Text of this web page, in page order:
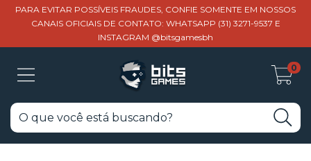
PARA EVITAR POSSÍVEIS FRAUDES, CONFIE SOMENTE EM NOSSOS
CANAIS OFICIAIS DE CONTATO: WHATSAPP (31) 3271-9537 E
INSTAGRAM @bitsgamesbh
0